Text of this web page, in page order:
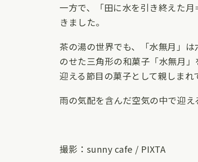
一方で、「田に水を引き終えた
きました。
茶の湯の世界でも、「水無月」
のせた三角形の和菓子「水無月
迎える節目の菓子として親しまれ
雨の気配を含んだ空気の中で迎
撮影：sunny cafe / PIXTA